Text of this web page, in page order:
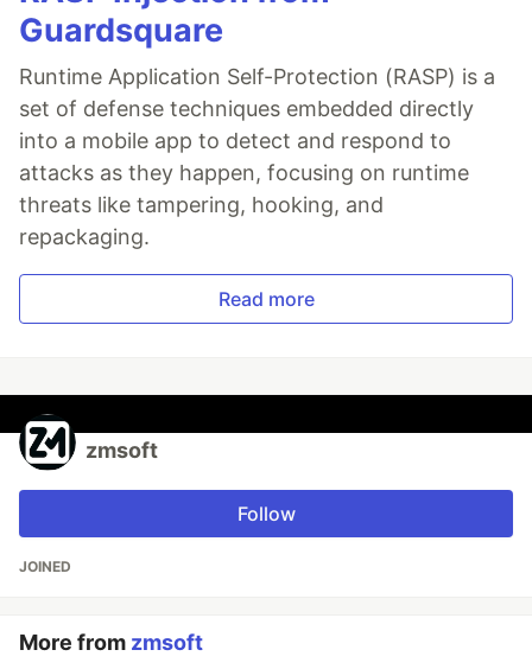
Guardsquare
Runtime Application Self-Protection (RASP) is a
set of defense techniques embedded directly
into a mobile app to detect and respond to
attacks as they happen, focusing on runtime
threats like tampering, hooking, and
repackaging.
Read more
zmsoft
Follow
JOINED
More from zmsoft